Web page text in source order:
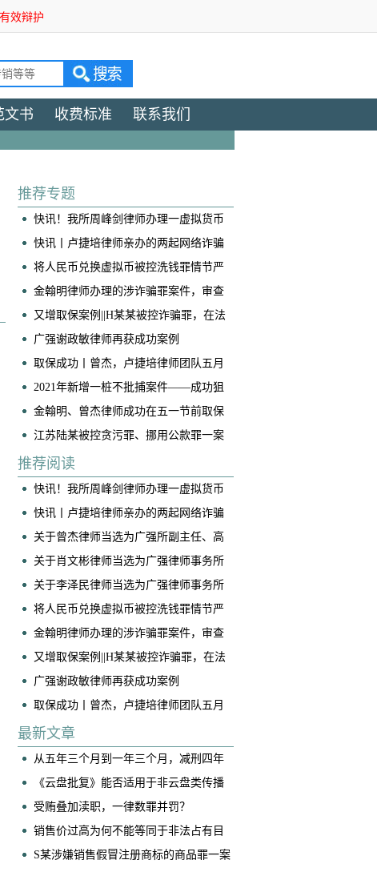
效辩护
文书 收费标准 联系我们
推荐专题
快讯！我所周峰剑律师办理一虚拟货币
交易所帮信案获判免于处罚
快讯丨卢捷培律师亲办的两起网络诈骗
案获不起诉！
将人民币兑换虚拟币被控洗钱罪情节严
重，我是如何争取到全案减轻处罚的！
​金翰明律师办理的涉诈骗罪案件，审查
起诉阶段当事人成功取保
又增取保案例||H某某被控诈骗罪，在法
院阶段获得取保候审
广强谢政敏律师再获成功案例
取保成功丨曾杰，卢捷培律师团队五月
底连续两起案件成功取保
2021年新增一桩不批捕案件——成功狙
击“仙人跳”
金翰明、曾杰律师成功在五一节前取保
一名诈骗案当事人
江苏陆某被控贪污罪、挪用公款罪一案
(挪用公款罪不成立)
推荐阅读
快讯！我所周峰剑律师办理一虚拟货币
交易所帮信案获判免于处罚
快讯丨卢捷培律师亲办的两起网络诈骗
案获不起诉！
关于曾杰律师当选为广强所副主任、高
级合伙人的公告
关于肖文彬律师当选为广强律师事务所
副主任、高级合伙人的公告
关于李泽民律师当选为广强律师事务所
执行主任的公告
将人民币兑换虚拟币被控洗钱罪情节严
重，我是如何争取到全案减轻处罚的！
​金翰明律师办理的涉诈骗罪案件，审查
起诉阶段当事人成功取保
又增取保案例||H某某被控诈骗罪，在法
院阶段获得取保候审
广强谢政敏律师再获成功案例
取保成功丨曾杰，卢捷培律师团队五月
底连续两起案件成功取保
最新文章
从五年三个月到一年三个月，减刑四年
——黄佳博律师、马泽恩律师承办案件
获广州律协业务成果奖
《云盘批复》能否适用于非云盘类传播
淫秽物品牟利案件？
受贿叠加渎职，一律数罪并罚？
销售价过高为何不能等同于非法占有目
的？——兼论销售型诈骗案件的核心辩
S某涉嫌销售假冒注册商标的商品罪一案